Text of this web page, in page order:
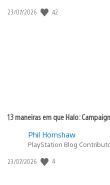
Data
23/07/2026 42
13 maneiras em que Halo:
Phil Hornshaw
PlayStation Blog
Data
23/07/2026 4